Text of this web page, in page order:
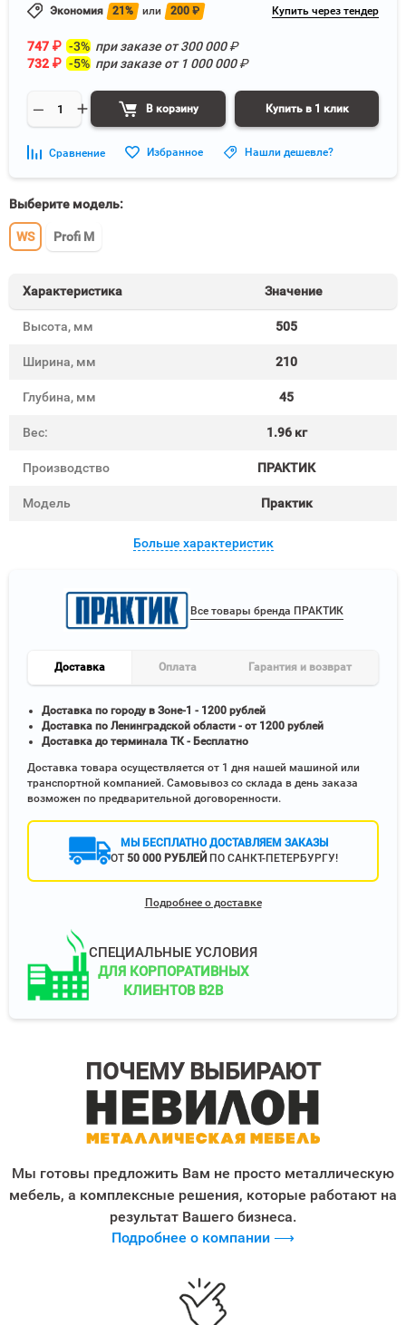
Экономия 21% или 200 ₽ Купить через тендер
747 ₽ -3% при заказе от300 000₽
732 ₽ -5% при заказе от 1 000 000₽
В корзину Купить в 1 клик
Сравнение Избранное Нашли дешевле?
Выберите модель:
WS Profi M
Характеристика Значение
Высота, мм 505
Ширина, мм 210
Глубина, мм 45
Вес: 1.96 кг
Производство ПРАКТИК
Модель Практик
Больше характеристик
Все товары бренда ПРАКТИК
Доставка Оплата Гарантия и возврат
Доставка по городу в Зоне-1 - 1200 рублей
Доставка по Ленинградской области - от 1200 рублей
Доставка до терминала ТК - Бесплатно
Доставка товара осуществляется от 1 дня нашей машиной или
транспортной компанией. Самовывоз со склада в день заказа
возможен по предварительной договоренности.
МЫ БЕСПЛАТНО ДОСТАВЛЯЕМ ЗАКАЗЫ
ОТ 50 000 РУБЛЕЙ ПО САНКТ-ПЕТЕРБУРГУ!
Подробнее о доставке
СПЕЦИАЛЬНЫЕ УСЛОВИЯ
ДЛЯ КОРПОРАТИВНЫХ
КЛИЕНТОВ B2B
ПОЧЕМУ ВЫБИРАЮТ
Мы готовы предложить Вам не просто металлическую
мебель, а комплексные решения, которые работают на
результат Вашего бизнеса.
Подробнее о компании ⟶